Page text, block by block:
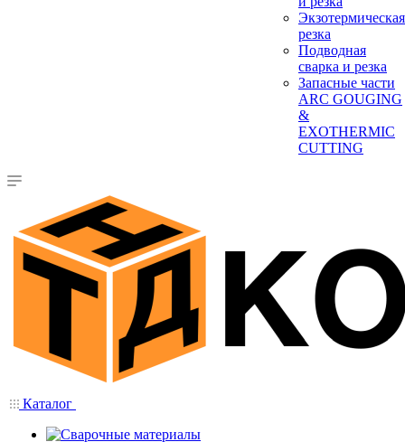
Экзотермическая
резка
Подводная
сварка и резка
Запасные части
ARC GOUGING
&
EXOTHERMIC
CUTTING
Каталог